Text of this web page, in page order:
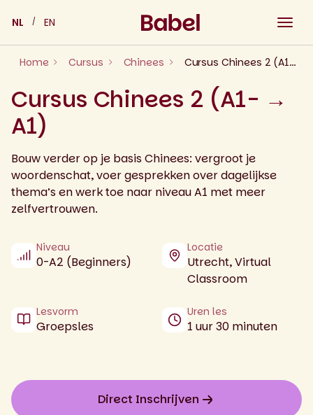
content
NL EN
Home Cursus Chinees Cursus Chinees 2 (A1- → A1)
Cursus Chinees 2 (A1- →
A1)
Bouw verder op je basis Chinees: vergroot je
woordenschat, voer gesprekken over dagelijkse
thema’s en werk toe naar niveau A1 met meer
zelfvertrouwen.
Niveau
0-A2 (Beginners)
Locatie
Utrecht, Virtual
Classroom
Lesvorm
Groepsles
Uren les
1 uur 30 minuten
Direct Inschrijven